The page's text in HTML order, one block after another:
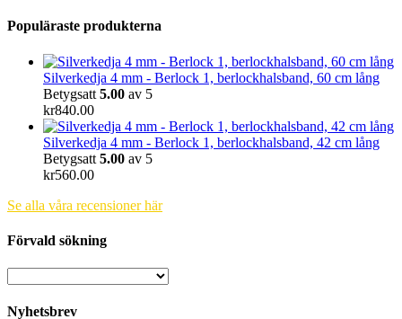
Populäraste produkterna
Silverkedja 4 mm - Berlock 1, berlockhalsband, 60 cm lång
Betygsatt 5.00 av 5
kr840.00
Silverkedja 4 mm - Berlock 1, berlockhalsband, 42 cm lång
Betygsatt 5.00 av 5
kr560.00
Se alla våra recensioner här
Förvald sökning
Nyhetsbrev